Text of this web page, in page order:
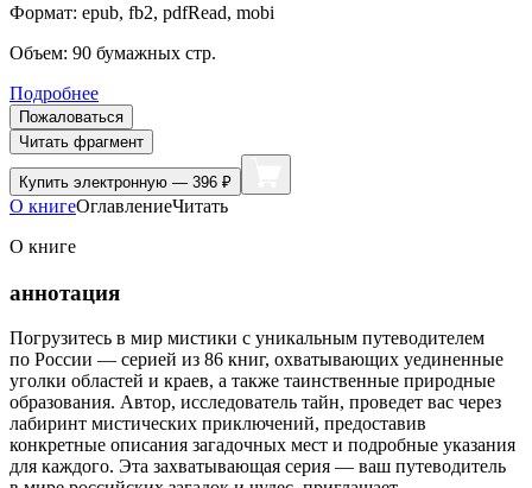
Формат: epub, fb2, pdfRead, mobi
Объем: 90 бумажных стр.
Подробнее
Пожаловаться
Читать фрагмент
Купить электронную — 396 ₽
О книгеОглавлениеЧитать
О книге
аннотация
Погрузитесь в мир мистики с уникальным путеводителем
по России — серией из 86 книг, охватывающих уединенные
уголки областей и краев, а также таинственные природные
образования. Автор, исследователь тайн, проведет вас через
лабиринт мистических приключений, предоставив
конкретные описания загадочных мест и подробные указания
для каждого. Эта захватывающая серия — ваш путеводитель